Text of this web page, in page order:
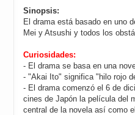
Sinopsis:
El drama está basado en uno
Mei y Atsushi y todos los
Curiosidades:
- El drama se basa en una
- "Akai Ito" significa "hilo rojo
- El drama comenzó el 6 de
cines de Japón la película del
central de la novela así como